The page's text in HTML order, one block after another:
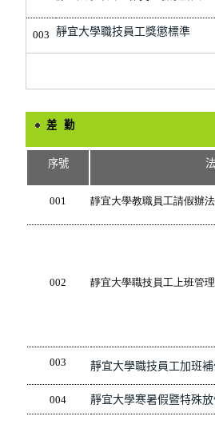
003 靜宜大學職技員工獎懲標準
差 勤
序號
001 靜宜大學教職員工請假辦法
002 靜宜大學職技員工上班管
003 靜宜大學職技員工加班
004 靜宜大學寒暑假暨特殊放